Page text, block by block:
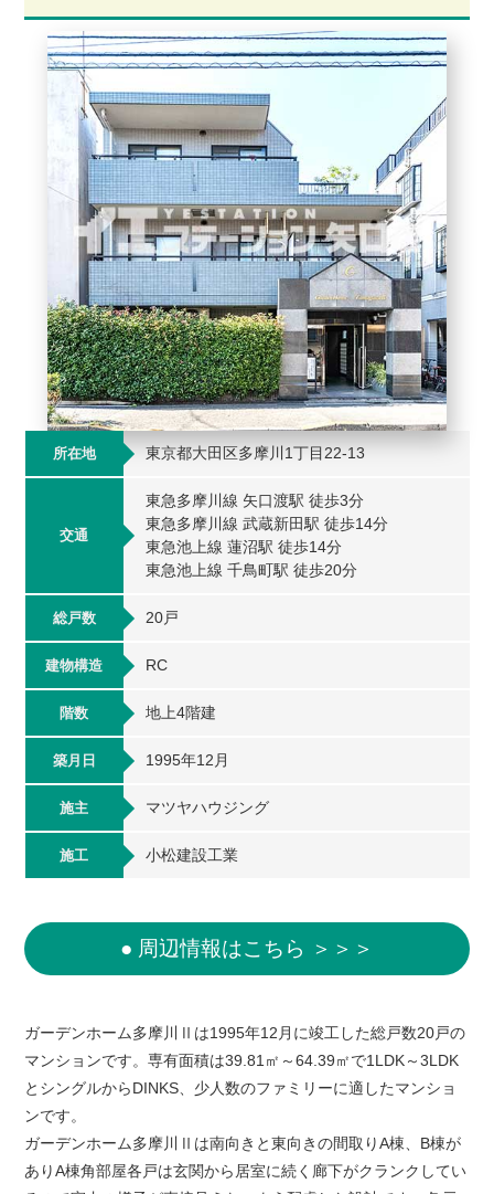
所在地 東京都大田区多摩川1丁目22-13
交通
東急多摩川線 矢口渡駅 徒歩3分
東急多摩川線 武蔵新田駅 徒歩14分
東急池上線 蓮沼駅 徒歩14分
東急池上線 千鳥町駅 徒歩20分
総戸数 20戸
建物構造 RC
階数 地上4階建
築月日 1995年12月
施主 マツヤハウジング
施工 小松建設工業
● 周辺情報はこちら ＞＞＞
ガーデンホーム多摩川Ⅱは1995年12月に竣工した総戸数20戸の
マンションです。専有面積は39.81㎡～64.39㎡で1LDK～3LDK
とシングルからDINKS、少人数のファミリーに適したマンショ
ンです。
ガーデンホーム多摩川Ⅱは南向きと東向きの間取りA棟、B棟が
ありA棟角部屋各戸は玄関から居室に続く廊下がクランクしてい